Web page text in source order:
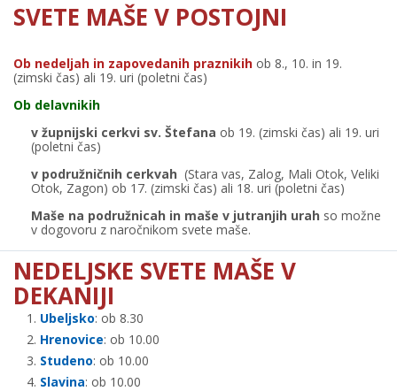
SVETE MAŠE V POSTOJNI
Ob nedeljah in zapovedanih praznikih ob 8., 10. in 19.
(zimski čas) ali 19. uri (poletni čas)
Ob delavnikih
v župnijski cerkvi sv. Štefana ob 19. (zimski čas) ali 19. uri
(poletni čas)
v podružničnih cerkvah (Stara vas, Zalog, Mali Otok, Veliki
Otok, Zagon) ob 17. (zimski čas) ali 18. uri (poletni čas)
Maše na podružnicah in maše v jutranjih urah so možne
v dogovoru z naročnikom svete maše.
NEDELJSKE SVETE MAŠE V
DEKANIJI
Ubeljsko: ob 8.30
Hrenovice: ob 10.00
Studeno: ob 10.00
Slavina: ob 10.00